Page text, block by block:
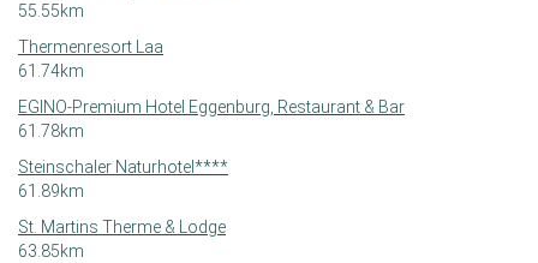
55.55km
Thermenresort Laa
61.74km
EGINO-Premium Hotel Eggenburg, Restaurant & Bar
61.78km
Steinschaler Naturhotel****
61.89km
St. Martins Therme & Lodge
63.85km